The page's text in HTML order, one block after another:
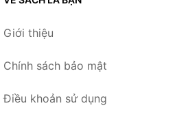
Giới thiệu
Chính sách bảo mật
Điều khoản sử dụng